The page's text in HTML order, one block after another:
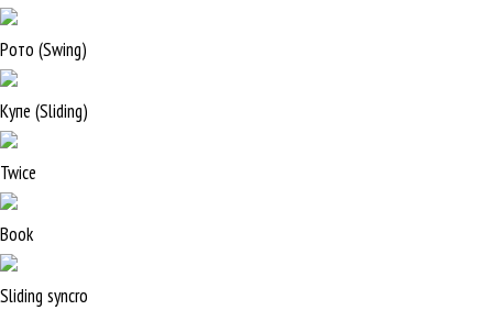
Рото (Swing)
Купе (Sliding)
Twice
Book
Sliding syncro